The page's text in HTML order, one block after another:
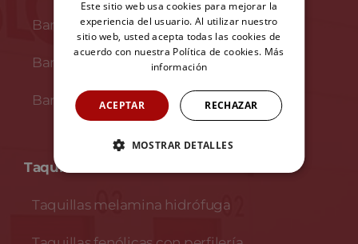
Bancos en melamina
Bancos fenólicos
Bancos fenólicos y acero inoxidable
Taquillas no metálicas
Taquillas melamina hidrófuga
Este sitio web usa cookies para mejorar la
experiencia del usuario. Al utilizar nuestro
sitio web, usted acepta todas las cookies de
acuerdo con nuestra Política de cookies. Más
información
ACEPTAR RECHAZAR
MOSTRAR DETALLES